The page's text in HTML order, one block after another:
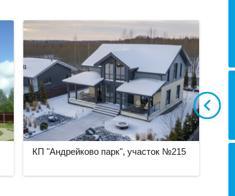
КП "Андрейково парк", участок №215